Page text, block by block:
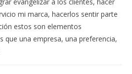
mi marca, hacerlos sentir parte
estos son elementos
que una empresa, una preferencia,